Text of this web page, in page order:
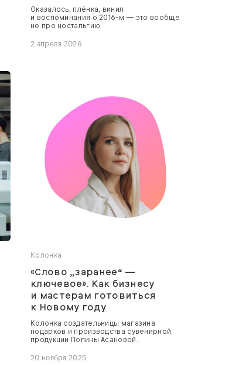
Оказалось, плёнка, винил
и воспоминания о 2016-м — это вообще
не про ностальгию.
2 апреля 2026
Колонка
«Слово „заранее“ —
ключевое». Как бизнесу
и мастерам готовиться
к Новому году
Колонка создательницы магазина
подарков и производства сувенирной
продукции Полины Асановой.
20 ноября 2025